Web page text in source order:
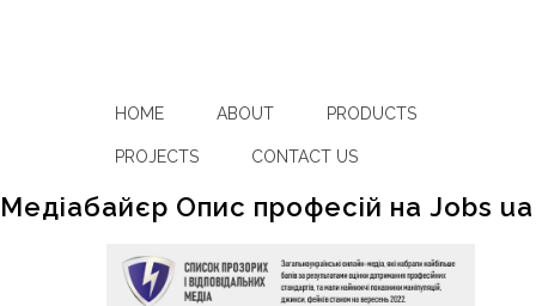
HOME ABOUT PRODUCTS
PROJECTS CONTACT US
Медіабайєр Опис професій на Jobs ua